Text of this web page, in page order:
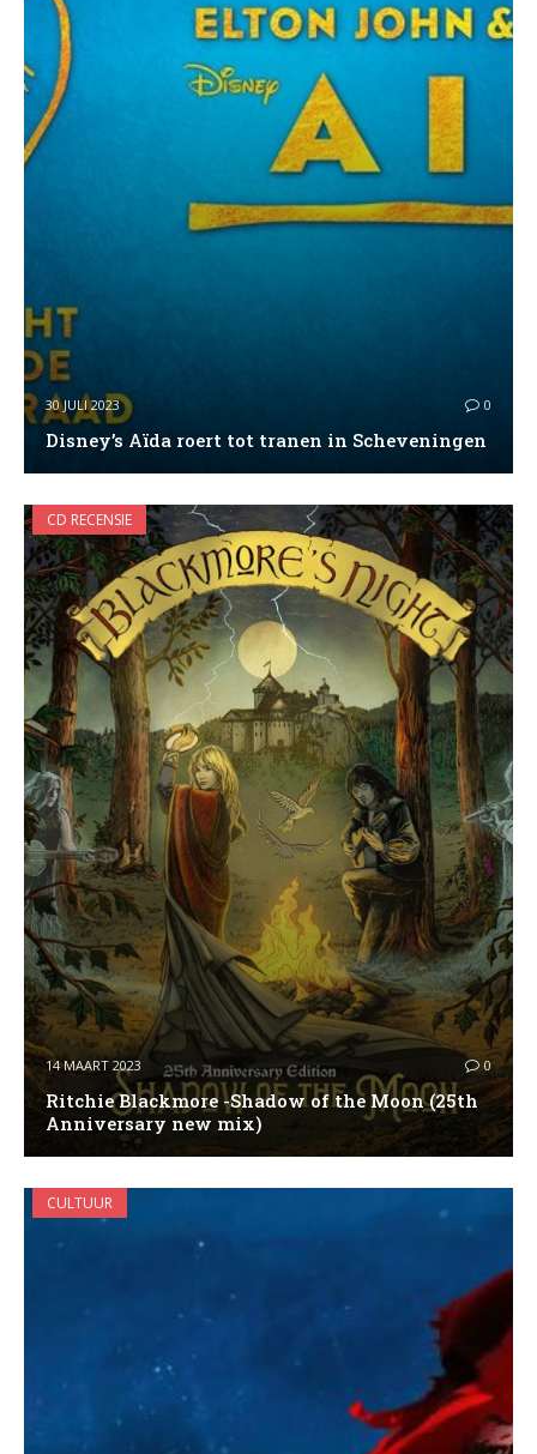
30 JULI 2023 0
Disney’s Aïda roert tot tranen in Scheveningen
CD RECENSIE
14 MAART 2023 0
Ritchie Blackmore -Shadow of the Moon (25th
Anniversary new mix)
CULTUUR